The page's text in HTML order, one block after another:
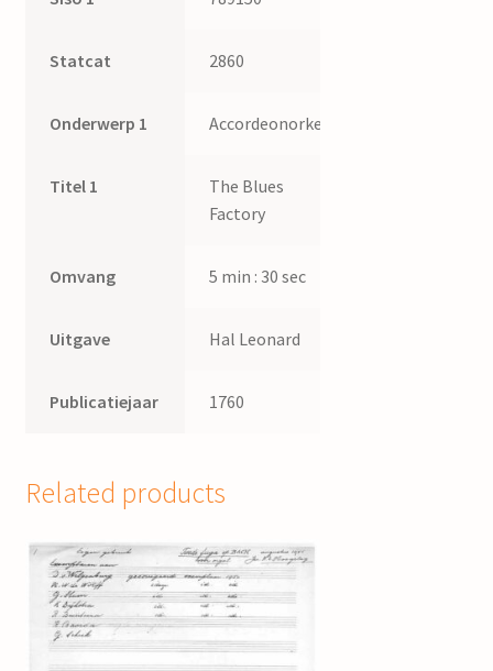
Statcat 2860
Onderwerp 1 Accordeonorkest
Titel 1
The Blues
Factory
Omvang 5 min : 30 sec
Uitgave Hal Leonard
Publicatiejaar 1760
Related products